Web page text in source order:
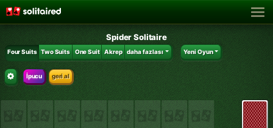
Spider Solitaire
Four Suits Two Suits One Suit Akrep daha fazlası Yeni Oyun
İpucu geri al